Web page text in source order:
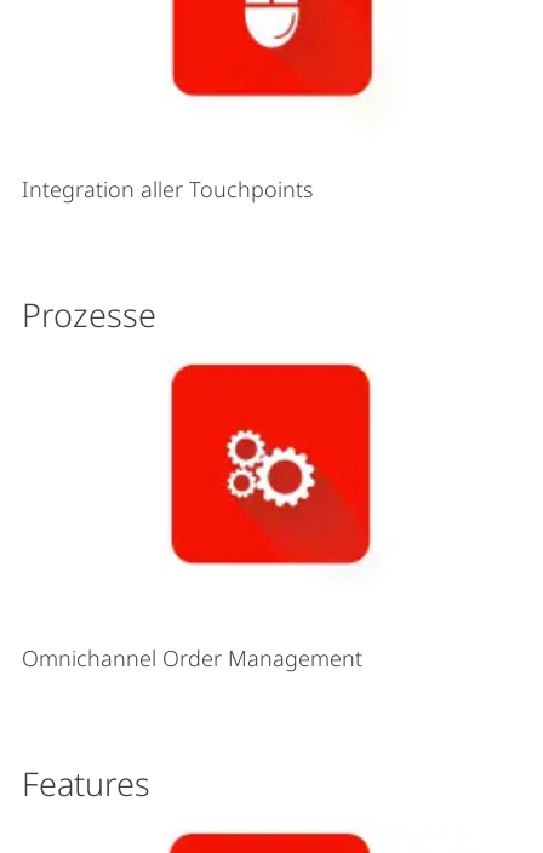
Integration aller Touchpoints
Prozesse
Omnichannel Order Management
Features